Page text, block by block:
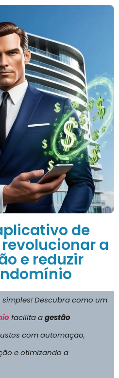
de
a
e reduzir
Descubra como um
facilita agestão
com automação,
e otimizando a